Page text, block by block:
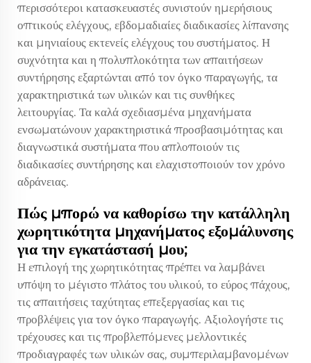
περισσότεροι κατασκευαστές συνιστούν ημερήσιους
οπτικούς ελέγχους, εβδομαδιαίες διαδικασίες λίπανσης
και μηνιαίους εκτενείς ελέγχους του συστήματος. Η
συχνότητα και η πολυπλοκότητα των απαιτήσεων
συντήρησης εξαρτώνται από τον όγκο παραγωγής, τα
χαρακτηριστικά των υλικών και τις συνθήκες
λειτουργίας. Τα καλά σχεδιασμένα μηχανήματα
ενσωματώνουν χαρακτηριστικά προσβασιμότητας και
διαγνωστικά συστήματα που απλοποιούν τις
διαδικασίες συντήρησης και ελαχιστοποιούν τον χρόνο
αδράνειας.
Πώς μπορώ να καθορίσω την κατάλληλη
χωρητικότητα μηχανήματος εξομάλυνσης
για την εγκατάστασή μου;
Η επιλογή της χωρητικότητας πρέπει να λαμβάνει
υπόψη το μέγιστο πλάτος του υλικού, το εύρος πάχους,
τις απαιτήσεις ταχύτητας επεξεργασίας και τις
προβλέψεις για τον όγκο παραγωγής. Αξιολογήστε τις
τρέχουσες και τις προβλεπόμενες μελλοντικές
προδιαγραφές των υλικών σας, συμπεριλαμβανομένων